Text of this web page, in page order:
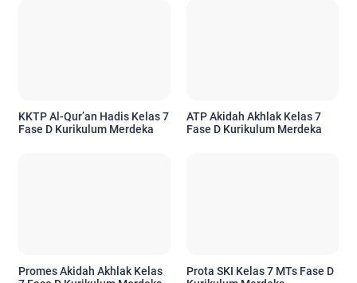
KKTP Al-Qur’an Hadis Kelas 7
Fase D Kurikulum Merdeka
ATP Akidah Akhlak Kelas 7
Fase D Kurikulum Merdeka
Promes Akidah Akhlak Kelas
Prota SKI Kelas 7 MTs Fase D